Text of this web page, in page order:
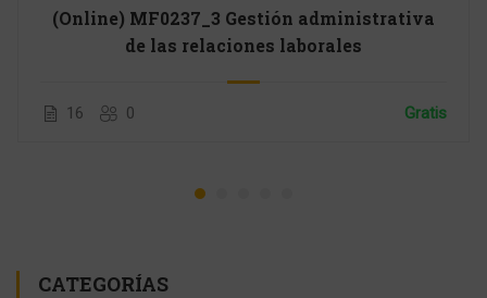
(Online) MF0237_3 Gestión administrativa
de las relaciones laborales
16 0 Gratis
CATEGORÍAS